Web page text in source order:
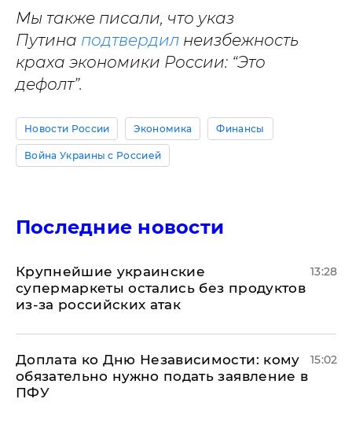
Мы также писали, что указ
Путина подтвердил неизбежность
краха экономики России: “Это
дефолт”.
Новости России Экономика Финансы
Война Украины с Россией
Последние новости
Крупнейшие украинские
супермаркеты остались без продуктов
из-за российских атак
13:28
Доплата ко Дню Независимости: кому
обязательно нужно подать заявление в
ПФУ
15:02